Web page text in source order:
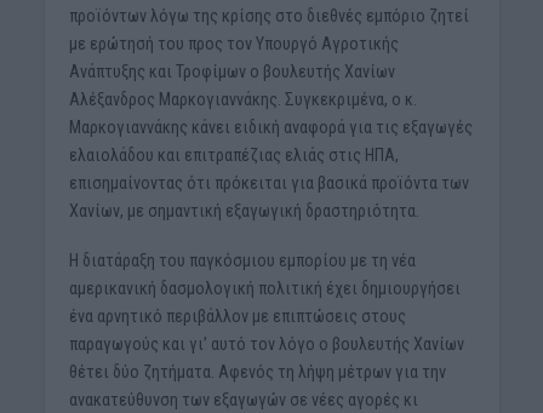
προϊόντων λόγω της κρίσης στο διεθνές εμπόριο ζητεί
με ερώτησή του προς τον Υπουργό Αγροτικής
Ανάπτυξης και Τροφίμων ο βουλευτής Χανίων
Αλέξανδρος Μαρκογιαννάκης. Συγκεκριμένα, ο κ.
Μαρκογιαννάκης κάνει ειδική αναφορά για τις εξαγωγές
ελαιολάδου και επιτραπέζιας ελιάς στις ΗΠΑ,
επισημαίνοντας ότι πρόκειται για βασικά προϊόντα των
Χανίων, με σημαντική εξαγωγική δραστηριότητα.
Η διατάραξη του παγκόσμιου εμπορίου με τη νέα
αμερικανική δασμολογική πολιτική έχει δημιουργήσει
ένα αρνητικό περιβάλλον με επιπτώσεις στους
παραγωγούς και γι’ αυτό τον λόγο ο βουλευτής Χανίων
θέτει δύο ζητήματα. Αφενός τη λήψη μέτρων για την
ανακατεύθυνση των εξαγωγών σε νέες αγορές κι